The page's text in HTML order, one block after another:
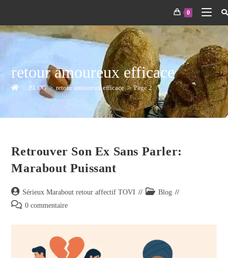
0
retour amoureux efficace
> BLOG > retour amoureux efficace > Page 2
Retrouver Son Ex Sans Parler:
Marabout Puissant
Sérieux Marabout retour affectif TOVI
Blog
0 commentaire